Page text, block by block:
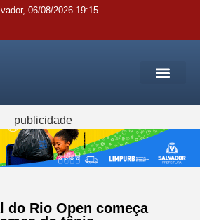
06/08/2026 19:15
publicidade
do Rio Open começa